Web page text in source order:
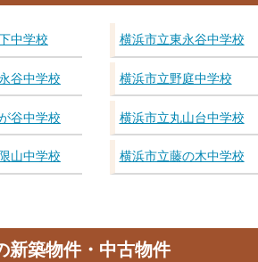
中学校
谷中学校
谷中学校
山中学校
横浜市立東永谷中学校
横浜市立野庭中学校
横浜市立丸山台中学校
横浜市立藤の木中学校
新築物件・中古物件